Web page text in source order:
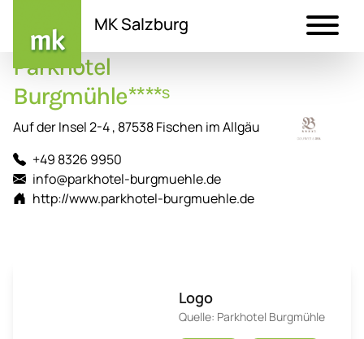
Inhalt
MK Salzburg
Parkhotel
Burgmühle****ˢ
Auf der Insel 2-4 , 87538 Fischen im Allgäu
+49 8326 9950
info@parkhotel-burgmuehle.de
http://www.parkhotel-burgmuehle.de
Logo
Quelle: Parkhotel Burgmühle